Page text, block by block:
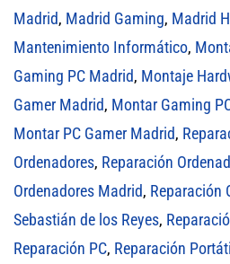
Madrid, Madrid Gaming, Madrid
Mantenimiento Informático,
Gaming PC Madrid, Montaje
Gamer Madrid, Montar Gaming
Montar PC Gamer Madrid,
Ordenadores, Reparación
Ordenadores Madrid, Reparación
Sebastián de los Reyes,
Reparación PC, Reparación